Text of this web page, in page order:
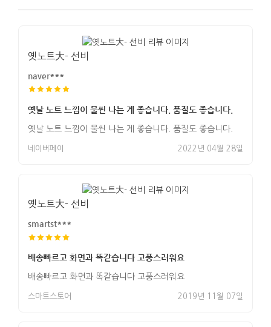
옛노트大- 선비
naver***
옛날 노트 느낌이 물씬 나는 게 좋습니다. 품질도 좋습니다.
옛날 노트 느낌이 물씬 나는 게 좋습니다. 품질도 좋습니다.
네이버페이 2022년 04월 28일
옛노트大- 선비
smartst***
배송빠르고 화면과 똑같습니다 고풍스러워요
배송빠르고 화면과 똑같습니다 고풍스러워요
스마트스토어 2019년 11월 07일